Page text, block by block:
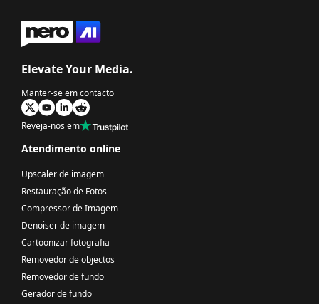
Elevate Your Media.
Manter-se em contacto
Reveja-nos em
Atendimento online
Upscaler de imagem
Restauração de Fotos
Compressor de Imagem
Denoiser de imagem
Cartoonizar fotografia
Removedor de objectos
Removedor de fundo
Gerador de fundo